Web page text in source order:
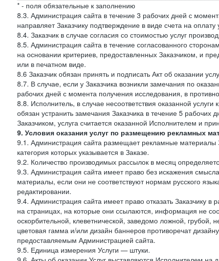
* - поля обязательные к заполнению
8.3. Администрация сайта в течение 3 рабочих дней с
направляет Заказчику подтверждение в виде счета на оплату
8.4. Заказчик в случае согласия со стоимостью услуг
8.5. Администрация сайта в течение согласованного
на основании критериев, предоставленных Заказчиком, и
или в печатном виде.
8.6 Заказчик обязан принять и подписать Акт об оказании
8.7. В случае, если у Заказчика возникли замечания по
рабочих дней с момента получения исследования, в
8.8. Исполнитель, в случае несоответствия оказанной
обязан устранить замечания Заказчика в течение 5 рабочих
Заказчиком, услуга считается оказанной Исполнителем и
9. Условия оказания услуг по размещению рекламных
9.1. Администрация сайта размещает рекламные материалы
категория которых указывается в Заказе.
9.2. Количество производимых рассылок в месяц
9.3. Администрация сайта имеет право без искажения
материалы, если они не соответствуют нормам русского
редактировании.
9.4. Администрация сайта имеет право отказать
на страницах, на которые они ссылаются, информация не
оскорбительной, клеветнической, заведомо ложной,
цветовая гамма и/или дизайн баннеров противоречат
предоставляемым Администрацией сайта.
9.5. Единица измерения Услуги — штуки.